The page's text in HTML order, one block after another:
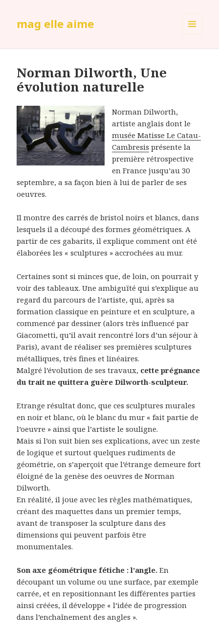
mag elle aime
Norman Dilworth, Une
évolution naturelle
Norman Dilworth,
artiste anglais dont le
musée Matisse Le Catau-
Cambresis présente la
première rétrospective
en France jusqu’au 30
septembre, a sa façon bien à lui de parler de ses
oeuvres.
Il montre des carrés de bristol noirs et blancs, dans
lesquels il a découpé des formes géométriques. A
partir de ces gabarits, il explique comment ont été
élaborées les « sculptures » accrochées au mur.
Certaines sont si minces que, de loin, on pourrait y
voir des tableaux. Une ambiguïté qui s’explique au
regard du parcours de l’artiste, qui, après sa
formation classique en peinture et en sculpture, a
commencé par dessiner (alors très influencé par
Giacometti, qu’il avait rencontré lors d’un séjour à
Paris), avant de réaliser ses premières sculptures
métalliques, très fines et linéaires.
Malgré l’évolution de ses travaux, cette prégnance
du trait ne quittera guère Dilworth-sculpteur.
Etrange résultat donc, que ces sculptures murales
en noir et blanc, où le blanc du mur « fait partie de
l’oeuvre » ainsi que l’artiste le souligne.
Mais si l’on suit bien ses explications, avec un zeste
de logique et surtout quelques rudiments de
géométrie, on s’aperçoit que l’étrange demeure fort
éloigné de la genèse des oeuvres de Norman
Dilworth.
En réalité, il joue avec les règles mathématiques,
créant des maquettes dans un premier temps,
avant de transposer la sculpture dans des
dimensions qui peuvent parfois être
monumentales.
Son axe géométrique fétiche : l’angle. En
découpant un volume ou une surface, par exemple
carrée, et en repositionnant les différentes parties
ainsi créées, il développe « l’idée de progression
dans l’enchaînement des angles ».